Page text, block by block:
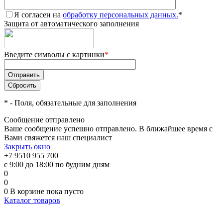
Я согласен на обработку персональных данных.*
Защита от автоматического заполнения
Введите символы с картинки*
* - Поля, обязательные для заполнения
Сообщение отправлено
Ваше сообщение успешно отправлено. В ближайшее время с
Вами свяжется наш специалист
Закрыть окно
+7 9510 955 700
с 9:00 до 18:00 по будним дням
0
0
0 В корзине пока пусто
Каталог товаров